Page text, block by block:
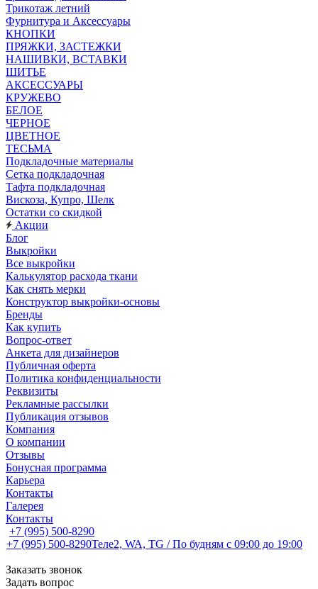
Трикотаж летний
Фурнитура и Аксессуары
КНОПКИ
ПРЯЖКИ, ЗАСТЕЖКИ
НАШИВКИ, ВСТАВКИ
ШИТЬЕ
АКСЕССУАРЫ
КРУЖЕВО
БЕЛОЕ
ЧЕРНОЕ
ЦВЕТНОЕ
ТЕСЬМА
Подкладочные материалы
Сетка подкладочная
Тафта подкладочная
Вискоза, Купро, Шелк
Остатки со скидкой
Акции
Блог
Выкройки
Все выкройки
Калькулятор расхода ткани
Как снять мерки
Конструктор выкройки-основы
Бренды
Как купить
Вопрос-ответ
Анкета для дизайнеров
Публичная оферта
Политика конфиденциальности
Реквизиты
Рекламные рассылки
Публикация отзывов
Компания
О компании
Отзывы
Бонусная программа
Карьера
Контакты
Галерея
Контакты
+7 (995) 500-8290
+7 (995) 500-8290Теле2, WA, TG / По будням c 09:00 до 19:00
Заказать звонок
Задать вопрос